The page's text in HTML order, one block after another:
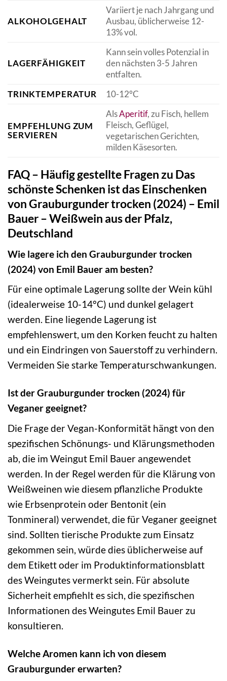
ALKOHOLGEHALT
Variiert je nach Jahrgang und
Ausbau, üblicherweise 12-
13% vol.
LAGERFÄHIGKEIT
Kann sein volles Potenzial in
den nächsten 3-5 Jahren
entfalten.
TRINKTEMPERATUR
10-12°C
EMPFEHLUNG ZUM
SERVIEREN
AlsAperitif, zu Fisch, hellem
Fleisch, Geflügel,
vegetarischen Gerichten,
milden Käsesorten.
FAQ – Häufig gestellte Fragen zu Das
schönste Schenken ist das Einschenken
von Grauburgunder trocken (2024) – Emil
Bauer – Weißwein aus der Pfalz,
Deutschland
Wie lagere ich den Grauburgunder trocken
(2024) von Emil Bauer am besten?
Für eine optimale Lagerung sollte der Wein kühl
(idealerweise 10-14°C) und dunkel gelagert
werden. Eine liegende Lagerung ist
empfehlenswert, um den Korken feucht zu halten
und ein Eindringen von Sauerstoff zu verhindern.
Vermeiden Sie starke Temperaturschwankungen.
Ist der Grauburgunder trocken (2024) für
Veganer geeignet?
Die Frage der Vegan-Konformität hängt von den
spezifischen Schönungs- und Klärungsmethoden
ab, die im Weingut Emil Bauer angewendet
werden. In der Regel werden für die Klärung von
Weißweinen wie diesem pflanzliche Produkte
wie Erbsenprotein oder Bentonit (ein
Tonmineral) verwendet, die für Veganer geeignet
sind. Sollten tierische Produkte zum Einsatz
gekommen sein, würde dies üblicherweise auf
dem Etikett oder im Produktinformationsblatt
des Weingutes vermerkt sein. Für absolute
Sicherheit empfiehlt es sich, die spezifischen
Informationen des Weingutes Emil Bauer zu
konsultieren.
Welche Aromen kann ich von diesem
Grauburgunder erwarten?